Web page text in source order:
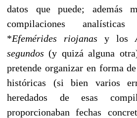
datos que puede; además
compilaciones
*Efemérides riojanas y los
segundos (y quizá alguna
pretende organizar en forma
históricas (si bien varios
heredados de esas
proporcionaban fechas